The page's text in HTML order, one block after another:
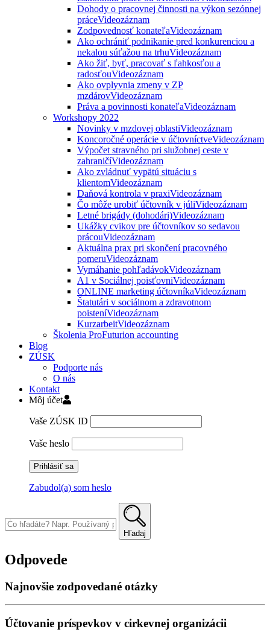
Dohody o pracovnej činnosti na výkon sezónnej
práceVideozáznam
Zodpovednosť konateľaVideozáznam
Ako ochrániť podnikanie pred konkurenciou a
nekalou súťažou na trhuVideozáznam
Ako žiť, byť, pracovať s ľahkosťou a
radosťouVideozáznam
Ako ovplyvnia zmeny v ZP
mzdárovVideozáznam
Práva a povinnosti konateľaVideozáznam
Workshopy 2022
Novinky v mzdovej oblastiVideozáznam
Koncoročné operácie v účtovníctveVideozáznam
Výpočet stravného pri služobnej ceste v
zahraničíVideozáznam
Ako zvládnuť vypätú situáciu s
klientomVideozáznam
Daňová kontrola v praxiVideozáznam
Čo môže urobiť účtovník v júliVideozáznam
Letné brigády (dohodári)Videozáznam
Ukážky cvikov pre účtovníkov so sedavou
prácouVideozáznam
Aktuálna prax pri skončení pracovného
pomeruVideozáznam
Vymáhanie pohľadávokVideozáznam
A1 v Sociálnej poisťovniVideozáznam
ONLINE marketing účtovníkaVideozáznam
Štatutári v sociálnom a zdravotnom
poisteníVideozáznam
KurzarbeitVideozáznam
Školenia ProFuturion accounting
Blog
ZÚSK
Podporte nás
O nás
Kontakt
Môj účet
Vaše ZÚSK ID
Vaše heslo
Zabudol(a) som heslo
to
content
Hľadaj
Odpovede
Najnovšie zodpovedané otázky
Účtovanie príspevkov v cirkevnej organizácii